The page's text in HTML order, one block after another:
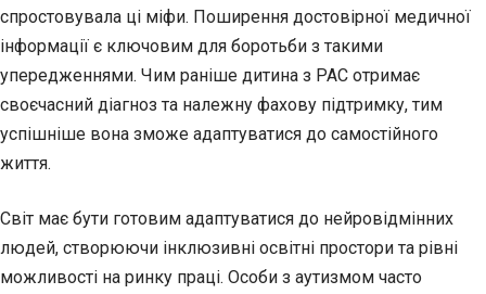
спростовувала ці міфи. Поширення достовірної медичної
інформації є ключовим для боротьби з такими
упередженнями. Чим раніше дитина з РАС отримає
своєчасний діагноз та належну фахову підтримку, тим
успішніше вона зможе адаптуватися до самостійного
життя.
Світ має бути готовим адаптуватися до нейровідмінних
людей, створюючи інклюзивні освітні простори та рівні
можливості на ринку праці. Особи з аутизмом часто